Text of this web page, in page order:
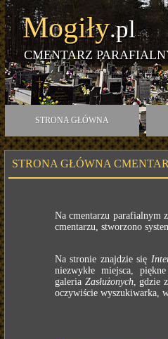
Mogiły.pl
CMENTARZ
STRONA GŁÓWNA
STRONA GŁÓWNA
Na cmentarzu parafialnym
cmentarzu, stworzono
Na stronie znajdzie się
niezwykłe miejsca,
galeria Zasłużonych, gdzie
oczywiście wyszukiwarka,